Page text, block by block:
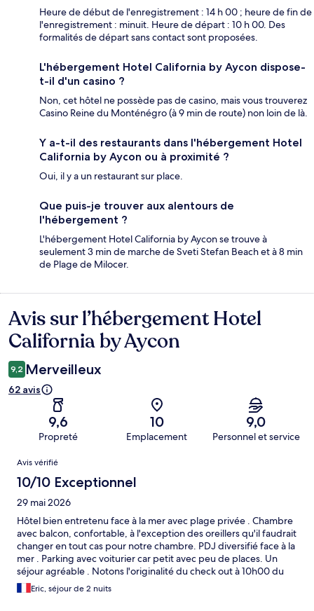
Heure de début de l'enregistrement : 14 h 00 ; heure de fin de
l'enregistrement : minuit. Heure de départ : 10 h 00. Des
formalités de départ sans contact sont proposées.
L'hébergement Hotel California by Aycon dispose-
t-il d'un casino ?
Non, cet hôtel ne possède pas de casino, mais vous trouverez
Casino Reine du Monténégro (à 9 min de route) non loin de là.
Y a-t-il des restaurants dans l'hébergement Hotel
California by Aycon ou à proximité ?
Oui, il y a un restaurant sur place.
Que puis-je trouver aux alentours de
l'hébergement ?
L'hébergement Hotel California by Aycon se trouve à
seulement 3 min de marche de Sveti Stefan Beach et à 8 min
de Plage de Milocer.
Avis
Avis sur l’hébergement Hotel
California by Aycon
9,2 Merveilleux
62 avis
9,6
Propreté
10
Emplacement
9,0
Personnel et service
Avis
Avis vérifié
10/10 Exceptionnel
29 mai 2026
Hôtel bien entretenu face à la mer avec plage privée . Chambre
avec balcon, confortable, à l'exception des oreillers qu'il faudrait
changer en tout cas pour notre chambre. PDJ diversifié face à la
mer . Parking avec voiturier car petit avec peu de places. Un
séjour agréable . Notons l'originalité du check out à 10h00 du
matin , jamais vu parmi nos quelques centaines d'hôtels à notre
actif ( en général entre 11 et 12h00) .
Eric, séjour de 2 nuits